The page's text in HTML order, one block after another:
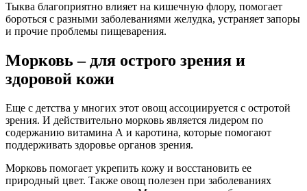
Тыква благоприятно влияет на кишечную флору, помогает
бороться с разными заболеваниями желудка, устраняет запоры
и прочие проблемы пищеварения.
Морковь – для острого зрения и
здоровой кожи
Еще с детства у многих этот овощ ассоциируется с остротой
зрения. И действительно морковь является лидером по
содержанию витамина А и каротина, которые помогают
поддерживать здоровье органов зрения.
Морковь помогает укрепить кожу и восстановить ее
природный цвет. Также овощ полезен при заболеваниях